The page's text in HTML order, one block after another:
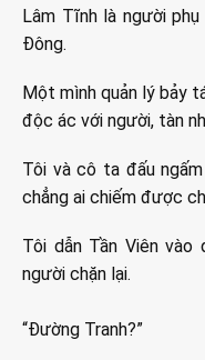
Lâm Tĩnh là người
Đông.
Một mình quản lý bảy
độc ác với người, tàn
Tôi và cô ta đấu
chẳng ai chiếm được
Tôi dẫn Tần Viên vào
người chặn lại.
“Đường Tranh?”